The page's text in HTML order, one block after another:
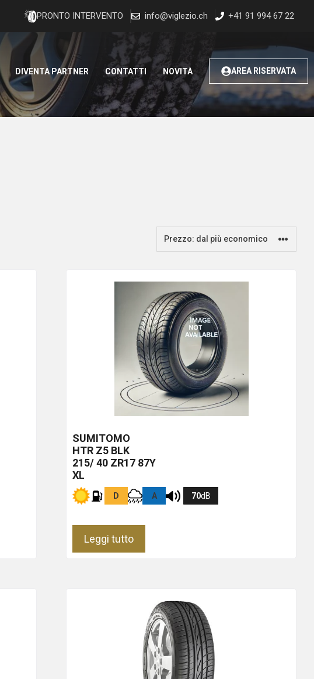
PRONTO INTERVENTO info@viglezio.ch +41 91 994 67 22
DIVENTA PARTNER CONTATTI NOVITÀ AREA RISERVATA
SUMITOMO
HTR Z5 BLK
215/ 40 ZR17 87Y
XL
D A 70dB
Leggi tutto